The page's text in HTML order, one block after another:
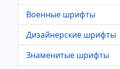
Военные шрифты
Дизайнерские шрифты
Знаменитые шрифты